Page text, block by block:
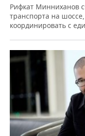
Рифкат Минниханов
транспорта на
координировать с